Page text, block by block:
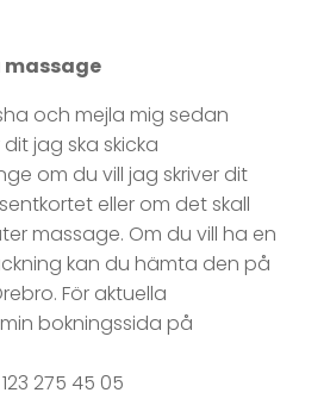
massage
och mejla mig sedan
jag ska skicka
om du vill jag skriver dit
eller om det skall
massage. Om du vill ha en
kan du hämta den på
För aktuella
bokningssida på
275 45 05